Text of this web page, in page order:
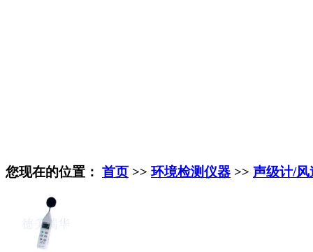
您现在的位置： 首页 >>环境检测仪器 >> 声级计/风